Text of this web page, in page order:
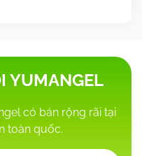
YUMANGEL
có bán rộng rãi tại
toàn quốc.